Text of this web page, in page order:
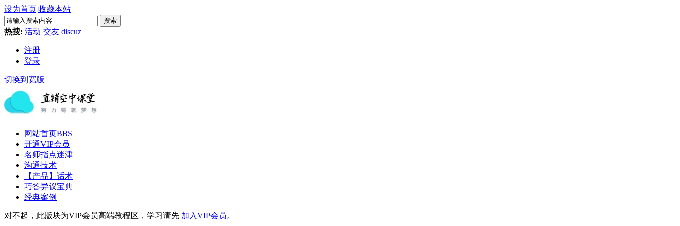
设为首页 收藏本站
搜索
热搜: 活动 交友 discuz
注册
登录
切换到宽版
网站首页BBS
开通VIP会员
名师指点迷津
沟通技术
【产品】话术
巧答异议宝典
经典案例
对不起，此版块为VIP会员高端教程区，学习请先 加入VIP会员。